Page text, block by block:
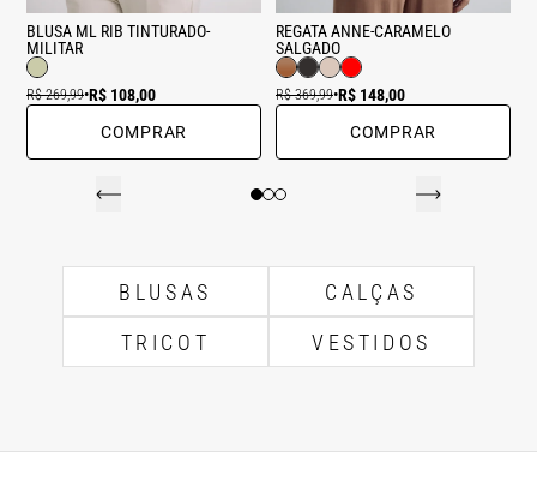
BLUSA ML RIB TINTURADO-
MILITAR
R$ 269,99•R$ 108,00
COMPRAR
REGATA ANNE-CARAMELO
SALGADO
R$ 369,99•R$ 148,00
COMPRAR
BLUSAS
CALÇAS
TRICOT
VESTIDOS